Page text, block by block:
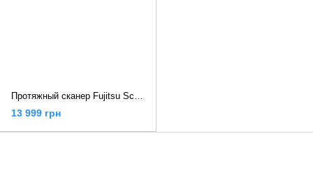
Протяжный сканер Fujitsu ScanSnap iX1400 (PA03820-B001)
13 999 грн